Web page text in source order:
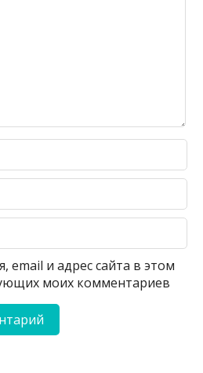
email и адрес сайта в этом
моих комментариев